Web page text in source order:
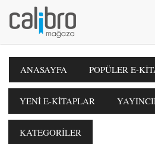
ANASAYFA POPÜLER E-
YENİ E-KİTAPLAR
KATEGORİLER